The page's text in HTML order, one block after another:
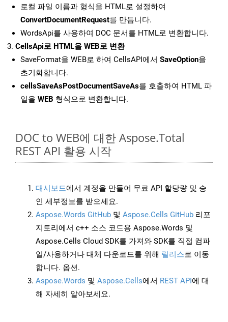
로컬 파일 이름과 형식을 HTML로 설정하여
ConvertDocumentRequest를 만듭니다.
WordsApi를 사용하여 DOC 문서를 HTML로 변환합니다.
CellsApi로 HTML을 WEB로 변환
SaveFormat을 WEB로 하여 CellsAPI에서 SaveOption을
초기화합니다.
cellsSaveAsPostDocumentSaveAs를 호출하여 HTML 파
일을 WEB 형식으로 변환합니다.
DOC to WEB에 대한 Aspose.Total
REST API 활용 시작
대시보드에서 계정을 만들어 무료 API 할당량 및 승
인 세부정보를 받으세요.
Aspose.Words GitHub 및 Aspose.Cells GitHub 리포
지토리에서 c++ 소스 코드용 Aspose.Words 및
Aspose.Cells Cloud SDK를 가져와 SDK를 직접 컴파
일/사용하거나 대체 다운로드를 위해 릴리스로 이동
합니다. 옵션.
Aspose.Words 및 Aspose.Cells에서 REST API에 대
해 자세히 알아보세요.